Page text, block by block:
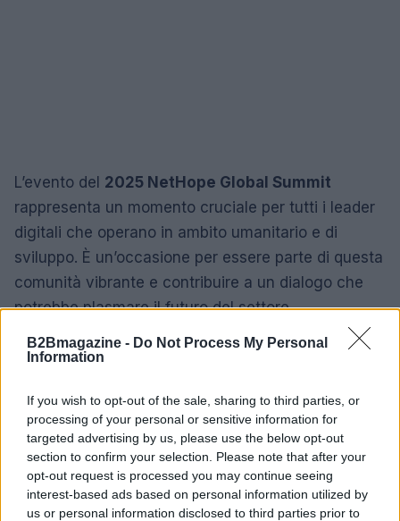
B2Bmagazine - Do Not Process My Personal
Information
If you wish to opt-out of the sale, sharing to third parties, or
processing of your personal or sensitive information for
targeted advertising by us, please use the below opt-out
section to confirm your selection. Please note that after your
opt-out request is processed you may continue seeing
interest-based ads based on personal information utilized by
us or personal information disclosed to third parties prior to
L’evento del 2025 NetHope Global Summit
rappresenta un momento cruciale per tutti i leader
digitali che operano in ambito umanitario e di
sviluppo. È un’occasione per essere parte di questa
comunità vibrante e contribuire a un dialogo che
potrebbe plasmare il futuro del settore.
AiAdhubMedia